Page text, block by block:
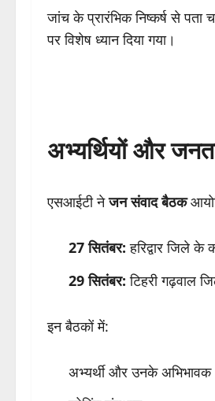
जांच के प्रारंभिक निष्कर्ष से पता
पर विशेष ध्यान दिया गया।
अभ्यर्थियों और
एसआईटी नेजन संवाद बैठक
27 सितंबर: हरिद्वार जिले
29 सितंबर: टिहरी गढ़वाल
इन बैठकों में:
अभ्यर्थी और उनके अभिभावक